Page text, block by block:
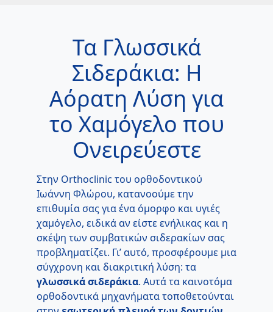
Τα Γλωσσικά
Σιδεράκια: Η
Αόρατη Λύση για
το Χαμόγελο που
Ονειρεύεστε
Στην Orthoclinic του ορθοδοντικού
Ιωάννη Φλώρου, κατανοούμε την
επιθυμία σας για ένα όμορφο και υγιές
χαμόγελο, ειδικά αν είστε ενήλικας και η
σκέψη των συμβατικών σιδερακίων σας
προβληματίζει. Γι’ αυτό, προσφέρουμε μια
σύγχρονη και διακριτική λύση: τα
γλωσσικά σιδεράκια. Αυτά τα καινοτόμα
ορθοδοντικά μηχανήματα τοποθετούνται